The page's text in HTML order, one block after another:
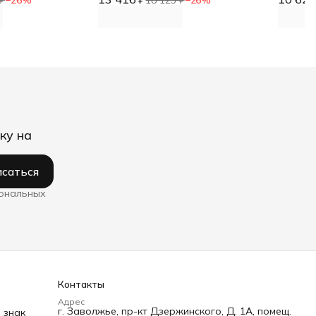
на
знак
Контакты
Адрес
г. Заволжье, пр-кт Дзержинского, Д. 1А, помещ.